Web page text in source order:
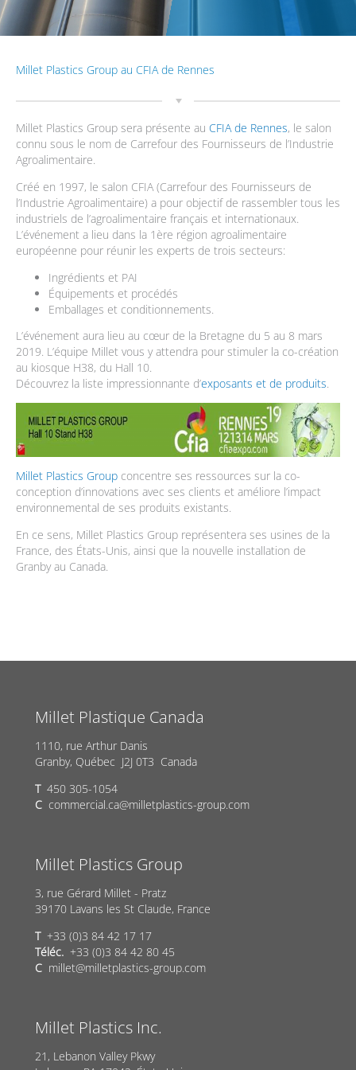
Millet Plastics Group au CFIA de Rennes
Millet Plastics Group sera présente au CFIA de Rennes, le salon
connu sous le nom de Carrefour des Fournisseurs de l’Industrie
Agroalimentaire.
Créé en 1997, le salon CFIA (Carrefour des Fournisseurs de
l’Industrie Agroalimentaire) a pour objectif de rassembler tous les
industriels de l’agroalimentaire français et internationaux.
L’événement a lieu dans la 1ère région agroalimentaire
européenne pour réunir les experts de trois secteurs:
Ingrédients et PAI
Équipements et procédés
Emballages et conditionnements.
L’événement aura lieu au cœur de la Bretagne du 5 au 8 mars
2019. L’équipe Millet vous y attendra pour stimuler la co-création
au kiosque H38, du Hall 10.
Découvrez la liste impressionnante d’exposants et de produits.
Millet Plastics Group concentre ses ressources sur la co-
conception d’innovations avec ses clients et améliore l’impact
environnemental de ses produits existants.
En ce sens, Millet Plastics Group représentera ses usines de la
France, des États-Unis, ainsi que la nouvelle installation de
Granby au Canada.
Millet Plastique Canada
1110, rue Arthur Danis
Granby, Québec J2J 0T3 Canada
T450 305-1054
C commercial.ca@milletplastics-group.com
Millet Plastics Group
3, rue Gérard Millet - Pratz
39170 Lavans les St Claude, France
T+33 (0)3 84 42 17 17
Téléc. +33 (0)3 84 42 80 45
C millet@milletplastics-group.com
Millet Plastics Inc.
21, Lebanon Valley Pkwy